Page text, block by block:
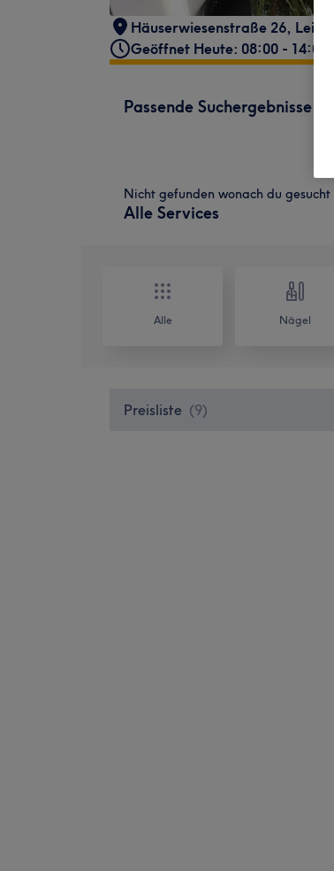
Häuserwiesenstraße 26,
Geöffnet Heute: 08:00 - 14:00
Passende Suchergebnisse
Nicht gefunden wonach du gesucht
Alle Services
Alle Nägel
Preisliste (9)